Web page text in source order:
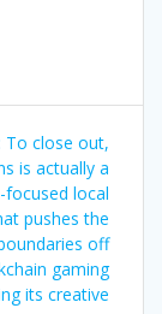
Next
post:
To close out,
is actually a
focused local
pushes the
off
gaming
its creative